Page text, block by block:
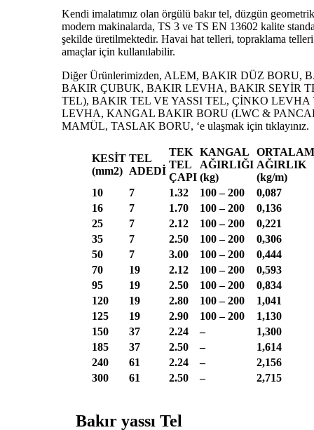
Kendi imalatımız olan örgülü bakır tel, düzgün
modern makinalarda, TS 3 ve TS EN 13602 kalite
şekilde üretilmektedir. Havai hat telleri, topraklama
amaçlar için kullanılabilir.
Diğer Ürünlerimizden, ALEM, BAKIR DÜZ BORU,
BAKIR ÇUBUK, BAKIR LEVHA, BAKIR SEYİR
TEL), BAKIR TEL VE YASSI TEL, ÇİNKO LEVHA
LEVHA, KANGAL BAKIR BORU (LWC &
MAMÜL, TASLAK BORU, ‘e ulaşmak için tıklayınız.
KESİT
(mm2)
TEL
ADEDİ
TEK
TEL
ÇAPI
KANGAL
AĞIRLIĞI
(kg)
AĞIRLIK
(kg/m)
10
7 1.32 100 – 200
0,087
16
7 1.70 100 – 200
0,136
25
7 2.12 100 – 200
0,221
35
7 2.50 100 – 200
0,306
50
7 3.00 100 – 200
0,444
70
19 2.12 100 – 200
0,593
95
19 2.50 100 – 200
0,834
120
19 2.80 100 – 200
1,041
125
19 2.90 100 – 200
1,130
150
37 2.24 –
1,300
185
37 2.50 –
1,614
240
61 2.24 –
2,156
300
61 2.50 – 2,715
Bakır yassı Tel